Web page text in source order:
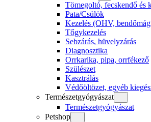
Tömegoltó, fecskendő és
Pata/Csülök
Kezelés (OHV,
Tőgykezelés
Sebzárás, hüvelyzárás
Diagnosztika
Orrkarika, pipa, orrfékező
Szülészet
Kasztrálás
Védőöltözet, egyéb
Természetgyógyászat
Természetgyógyászat
Petshop